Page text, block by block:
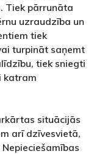
Tiek pārrunāta
uzraudzība un
tiek
turpināt saņemt
tiek sniegti
katram
situācijās
arī dzīvesvietā,